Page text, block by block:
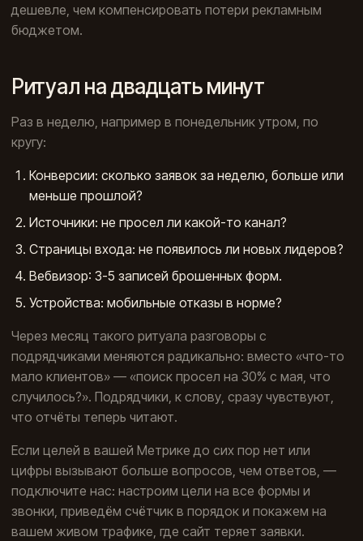
дешевле, чем компенсировать потери рекламным
бюджетом.
Ритуал на двадцать минут
Раз в неделю, например в понедельник утром, по
кругу:
Конверсии: сколько заявок за неделю, больше или
меньше прошлой?
Источники: не просел ли какой-то канал?
Страницы входа: не появилось ли новых лидеров?
Вебвизор: 3-5 записей брошенных форм.
Устройства: мобильные отказы в норме?
Через месяц такого ритуала разговоры с
подрядчиками меняются радикально: вместо «что-то
мало клиентов» — «поиск просел на 30% с мая, что
случилось?». Подрядчики, к слову, сразу чувствуют,
что отчёты теперь читают.
Если целей в вашей Метрике до сих пор нет или
цифры вызывают больше вопросов, чем ответов, —
подключите нас: настроим цели на все формы и
звонки, приведём счётчик в порядок и покажем на
вашем живом трафике, где сайт теряет заявки.